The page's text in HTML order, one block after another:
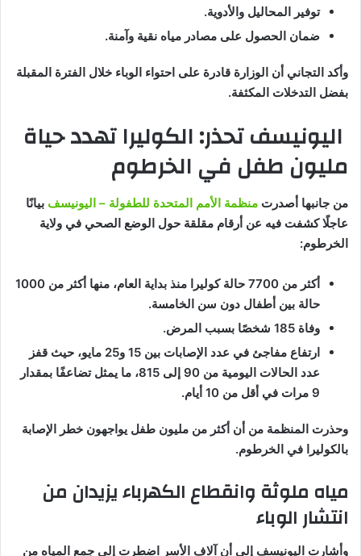
توفير المحاليل والأدوية.
ضمان الحصول على مصادر مياه نقية وآمنة.
وأكد التجاني أن الوزارة قادرة على احتواء الوباء خلال الفترة المقبلة
بفضل التدخلات المكثفة.
اليونيسف تحذر: الكوليرا تهدد حياة
مليون طفل في الخرطوم
من جانبها أصدرت منظمة الأمم المتحدة للطفولة – اليونيسف بيانًا
عاجلًا كشفت فيه عن أرقام مقلقة حول الوضع الصحي في ولاية
الخرطوم:
أكثر من 7700 حالة كوليرا منذ بداية العام، منها أكثر من 1000
حالة بين أطفال دون سن الخامسة.
وفاة 185 شخصًا بسبب المرض.
ارتفاع مفاجئ في عدد الإصابات بين 15 و25 مايو، حيث قفز
عدد الحالات اليومية من 90 إلى 815، ما يمثل تضاعفًا بمقدار
9 مرات في أقل من 10 أيام.
وحذرت المنظمة من أن أكثر من مليون طفل يواجهون خطر الإصابة
بالكوليرا في الخرطوم.
مياه ملوثة وانقطاع الكهرباء يزيدان من
انتشار الوباء
وأشارت اليونيسف إلى أن آلاف الأسر اضطرت إلى جمع المياه من